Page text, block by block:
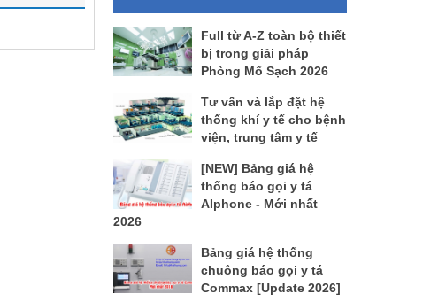
Full từ A-Z toàn bộ thiết
bị trong giải pháp
Phòng Mổ Sạch 2026
Tư vấn và lắp đặt hệ
thống khí y tế cho bệnh
viện, trung tâm y tế
[NEW] Bảng giá hệ
thống báo gọi y tá
AIphone - Mới nhất
2026
Bảng giá hệ thống
chuông báo gọi y tá
Commax [Update 2026]